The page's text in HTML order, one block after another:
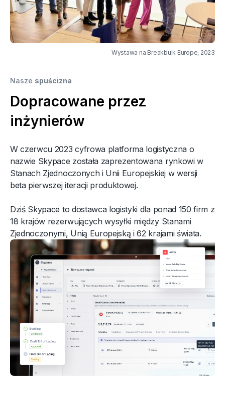
Wystawa na Breakbulk Europe, 2023
Nasze spuścizna
Dopracowane przez
inżynierów
W czerwcu 2023 cyfrowa platforma logistyczna o
nazwie Skypace została zaprezentowana rynkowi w
Stanach Zjednoczonych i Unii Europejskiej w wersji
beta pierwszej iteracji produktowej.
Dziś Skypace to dostawca logistyki dla ponad 150 firm z
18 krajów rezerwujących wysyłki między Stanami
Zjednoczonymi, Unią Europejską i 62 krajami świata.